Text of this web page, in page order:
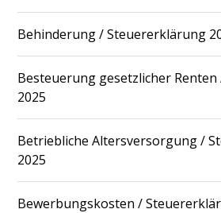
Behinderung / Steuererklärung
Besteuerung gesetzlicher
2025
Betriebliche Altersversorgung /
2025
Bewerbungskosten /